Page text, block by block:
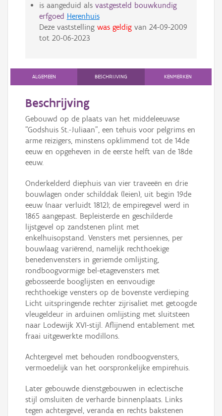
is aangeduid als vastgesteld bouwkundig
erfgoed Herenhuis
Deze vaststelling was geldigvan 24-09-2009
tot 20-06-2023
ALGEMEEN BESCHRIJVING KENMERKEN
Beschrijving
Gebouwd op de plaats van het middeleeuwse
"Godshuis St.-Juliaan", een tehuis voor pelgrims en
arme reizigers, minstens opklimmend tot de 14de
eeuw en opgeheven in de eerste helft van de 18de
eeuw.
Onderkelderd diephuis van vier traveeën en drie
bouwlagen onder schilddak (leien), uit begin 19de
eeuw (naar verluidt 1812); de empiregevel werd in
1865 aangepast. Bepleisterde en geschilderde
lijstgevel op zandstenen plint met
enkelhuisopstand. Vensters met persiennes, per
bouwlaag variërend, namelijk rechthoekige
benedenvensters in geriemde omlijsting,
rondboogvormige bel-etagevensters met
gebosseerde booglijsten en eenvoudige
rechthoekige vensters op de bovenste verdieping
Licht uitspringende rechter zijrisaliet met getoogde
vleugeldeur in arduinen omlijsting met sluitsteen
naar Lodewijk XVI-stijl. Aflijnend entablement met
fraai uitgewerkte modillons.
Achtergevel met behouden rondboogvensters,
vermoedelijk van het oorspronkelijke empirehuis.
Later gebouwde dienstgebouwen in eclectische
stijl omsluiten de verharde binnenplaats. Links
tegen achtergevel, veranda en rechts bakstenen